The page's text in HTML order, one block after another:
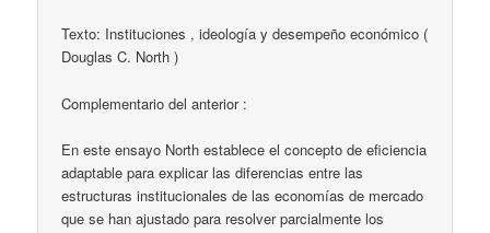
Texto: Instituciones , ideología y desempeño económico (
Douglas C. North )
Complementario del anterior :
En este ensayo North establece el concepto de eficiencia
adaptable para explicar las diferencias entre las
estructuras institucionales de las economías de mercado
que se han ajustado para resolver parcialmente los